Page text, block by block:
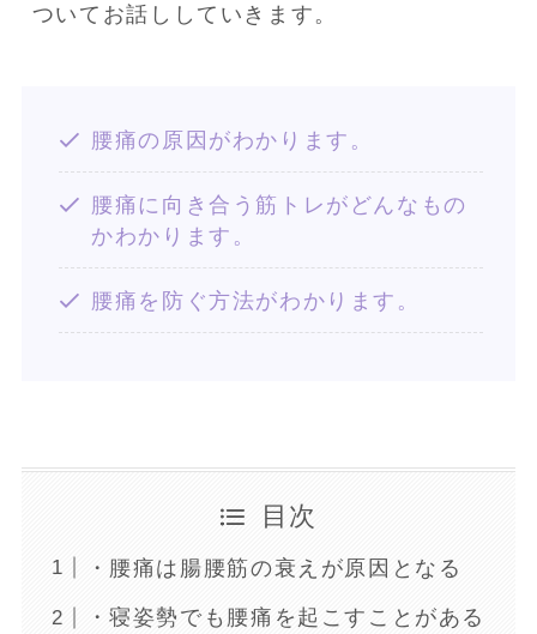
ついてお話ししていきます。
腰痛の原因がわかります。
腰痛に向き合う筋トレがどんなもの
かわかります。
腰痛を防ぐ方法がわかります。
目次
・腰痛は腸腰筋の衰えが原因となる
・寝姿勢でも腰痛を起こすことがある